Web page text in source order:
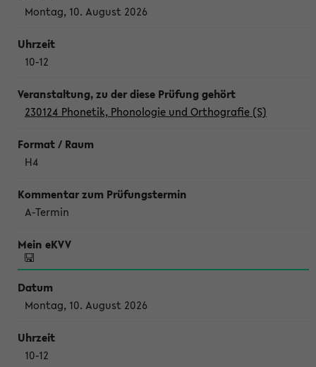
Montag, 10. August 2026
10-12
230124 Phonetik, Phonologie und Orthografie (S)
H4
A-Termin
Montag, 10. August 2026
10-12